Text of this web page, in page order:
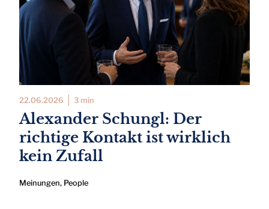
22.06.2026 3 min
Alexander Schungl: Der
richtige Kontakt ist wirklich
kein Zufall
Meinungen, People